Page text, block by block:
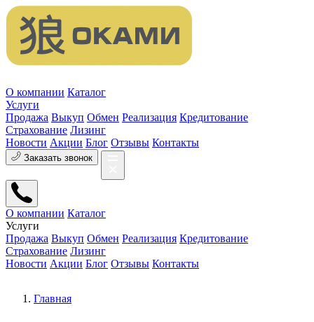
О компании Каталог
Услуги
Продажа Выкуп Обмен Реализация Кредитование
Страхование Лизинг
Новости Акции Блог Отзывы Контакты
Заказать звонок
О компании Каталог
Услуги
Продажа Выкуп Обмен Реализация Кредитование
Страхование Лизинг
Новости Акции Блог Отзывы Контакты
Главная